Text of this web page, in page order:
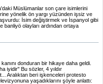
Müslümanlar son çare isimlerini
yönelik ön yargı yüzünden işsiz ve
İsim değiştirmek ve İspanyol gibi
olayları ardından ortaya
donduran bir hikaye daha geldi.
iyidir" Bu sözler, 4 yıldır
Aralıktan beri işkenceleri protesto
yaşadıklarını şöyle anlattı: